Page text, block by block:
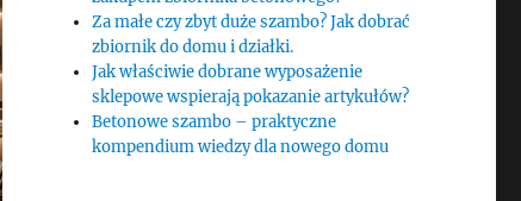
Za małe czy zbyt duże szambo? Jak dobrać
zbiornik do domu i działki.
Jak właściwie dobrane wyposażenie
sklepowe wspierają pokazanie artykułów?
Betonowe szambo – praktyczne
kompendium wiedzy dla nowego domu